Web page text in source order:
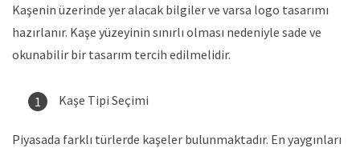
Kaşenin üzerinde yer alacak bilgiler ve varsa logo tasarımı
hazırlanır. Kaşe yüzeyinin sınırlı olması nedeniyle sade ve
okunabilir bir tasarım tercih edilmelidir.
Kaşe Tipi Seçimi
Piyasada farklı türlerde kaşeler bulunmaktadır. En yaygınları